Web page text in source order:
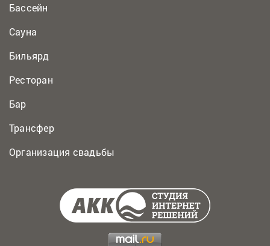
Бассейн
Сауна
Бильярд
Ресторан
Бар
Трансфер
Организация свадьбы